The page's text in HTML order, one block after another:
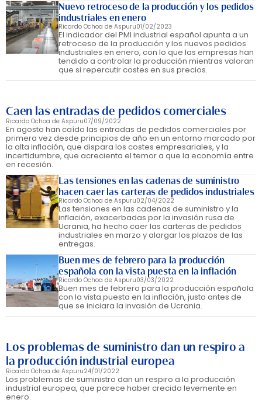
Nuevo retroceso de la producción y los pedidos
industriales en enero
Ricardo Ochoa de Aspuru01/02/2023
El indicador del PMI industrial español apunta a un
retroceso de la producción y los nuevos pedidos
industriales en enero, con lo que las empresas han
tendido a controlar la producción mientras valoran
que si repercutir costes en sus precios.
Caen las entradas de pedidos comerciales
Ricardo Ochoa de Aspuru07/09/2022
En agosto han caído las entradas de pedidos comerciales por
primera vez desde principios de año en un entorno marcado por
la alta inflación, que dispara los costes empresariales, y la
incertidumbre, que acrecienta el temor a que la economía entre
en recesión.
Las tensiones en las cadenas de suministro
hacen caer las carteras de pedidos industriales
Ricardo Ochoa de Aspuru02/04/2022
Las tensiones en las cadenas de suministro y la
inflación, exacerbadas por la invasión rusa de
Ucrania, ha hecho caer las carteras de pedidos
industriales en marzo y alargar los plazos de las
entregas.
Buen mes de febrero para la producción
española con la vista puesta en la inflación
Ricardo Ochoa de Aspuru03/03/2022
Buen mes de febrero para la producción española
con la vista puesta en la inflación, justo antes de
que se iniciara la invasión de Ucrania.
Los problemas de suministro dan un respiro a
la producción industrial europea
Ricardo Ochoa de Aspuru24/01/2022
Los problemas de suministro dan un respiro a la producción
industrial europea, que parece haber crecido levemente en
enero.